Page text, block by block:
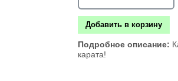
Добавить в корзину
Подробное описание:
карата!